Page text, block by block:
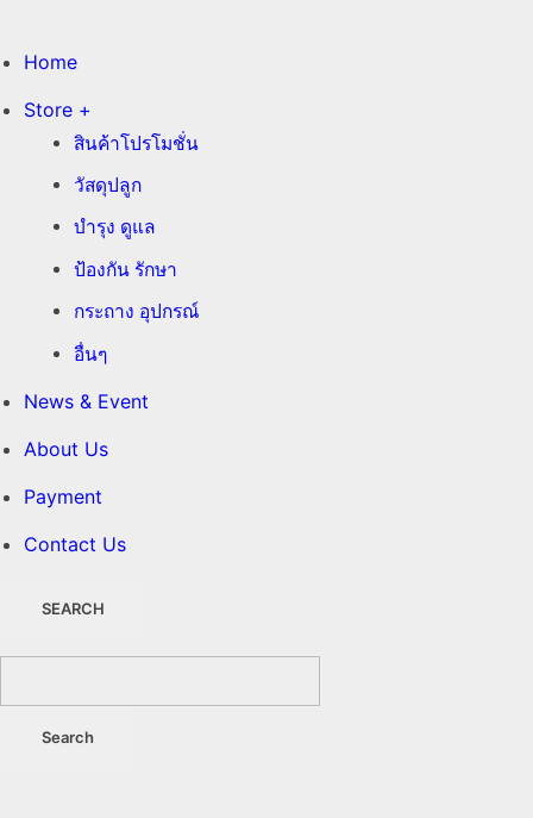
Home
Store +
สินค้าโปรโมชั่น
วัสดุปลูก
บำรุง ดูแล
ป้องกัน รักษา
กระถาง อุปกรณ์
อื่นๆ
News & Event
About Us
Payment
Contact Us
SEARCH